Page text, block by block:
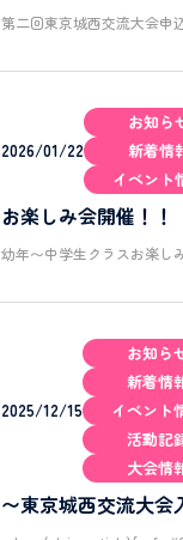
第二回東京城西交流大会
2026/01/22
お知ら
新着情
イベント
お楽しみ会開催！！
幼年〜中学生クラスお楽
2025/12/15
お知ら
新着情
イベント
活動記
大会情
〜東京城西交流大会